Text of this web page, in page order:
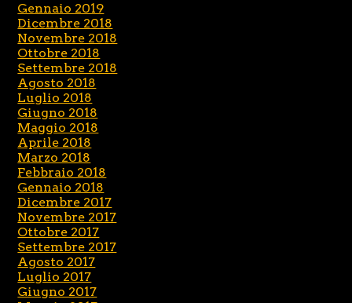
Gennaio 2019
Dicembre 2018
Novembre 2018
Ottobre 2018
Settembre 2018
Agosto 2018
Luglio 2018
Giugno 2018
Maggio 2018
Aprile 2018
Marzo 2018
Febbraio 2018
Gennaio 2018
Dicembre 2017
Novembre 2017
Ottobre 2017
Settembre 2017
Agosto 2017
Luglio 2017
Giugno 2017